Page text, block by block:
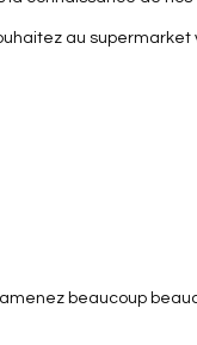
au
beaucoup